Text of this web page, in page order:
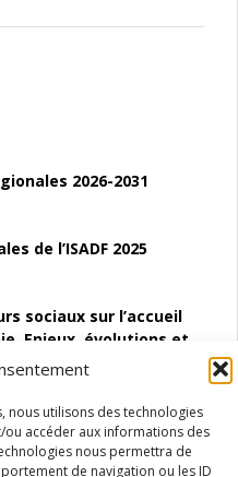
nous utilisons des technologies
accéder aux informations des
nous permettra de
de navigation ou les ID
2026-2031
de l’ISADF 2025
sociaux sur l’accueil
Enjeux, évolutions et
d’emploi (SAACE)